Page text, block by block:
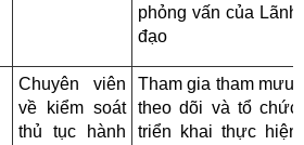
phỏng vấn của Lãnh
đạo
Chuyên viên
về kiểm soát
thủ tục hành
Tham gia tham mưu,
theo dõi và tổ chức
triển khai thực hiện